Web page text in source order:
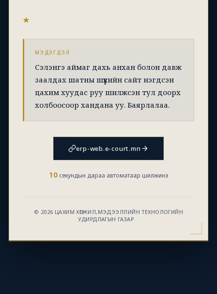
МЭДЭГДЭЛ
Сэлэнгэ аймаг дахь анхан болон давж
заалдах шатны шүүхийн сайт нэгдсэн
цахим хуудас руу шилжсэн тул доорх
холбоосоор хандана уу. Баярлалаа.
erp-web.e-court.mn
10секундын дараа автоматаар шилжинэ
© 2026 ЦАХИМ ХӨГЖИЛ,МЭДЭЭЛЛИЙН ТЕХНОЛОГИЙН
УДИРДЛАГЫН ГАЗАР